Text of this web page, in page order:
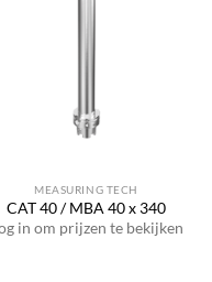
MEASURING TECH
CAT 40 / MBA 40 x 340
in om prijzen te bekijken